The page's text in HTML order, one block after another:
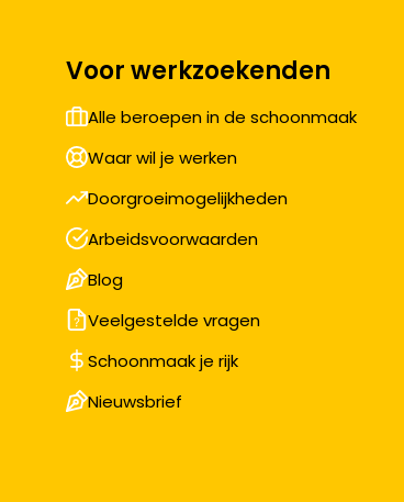
Voor werkzoekenden
Alle beroepen in de schoonmaak
Waar wil je werken
Doorgroeimogelijkheden
Arbeidsvoorwaarden
Blog
Veelgestelde vragen
Schoonmaak je rijk
Nieuwsbrief